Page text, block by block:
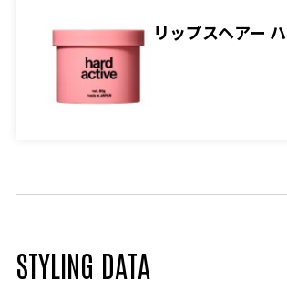
リップスヘアー
STYLING DATA